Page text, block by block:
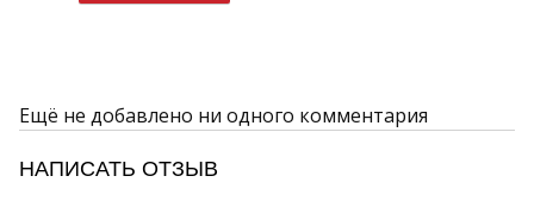
Ещё не добавлено ни одного комментария
НАПИСАТЬ ОТЗЫВ